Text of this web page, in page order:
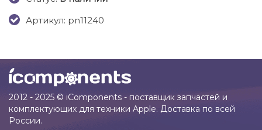
Артикул: pn11240
2012 - 2025 © iComponents - поставщик запчастей и
комплектующих для техники Apple. Доставка по всей
России.